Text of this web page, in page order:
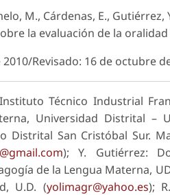
M., Cárdenas, E., Gutiérrez,
la evaluación de la
Revisado: 16 de octubre
Técnico Industrial
Universidad Distrital –
Distrital San Cristóbal Sur.
); Y. Gutiérrez:
de la Lengua Materna,
U.D. (yolimagr@yahoo.es);